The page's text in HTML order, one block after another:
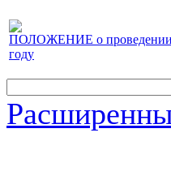
ПОЛОЖЕНИЕ о проведении
году